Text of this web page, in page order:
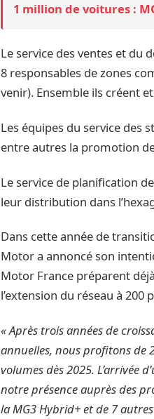
1 million de voitures :
Le service des ventes et du
8 responsables de zones
venir). Ensemble ils créent
Les équipes du service des
entre autres la promotion
Le service de planification
leur distribution dans
Dans cette année de
Motor a annoncé son
Motor France préparent
l’extension du réseau à 200
« Après trois années de
annuelles, nous profitons
volumes dès 2025. L’arrivée
notre présence auprès des
la MG3 Hybrid+ et de 7